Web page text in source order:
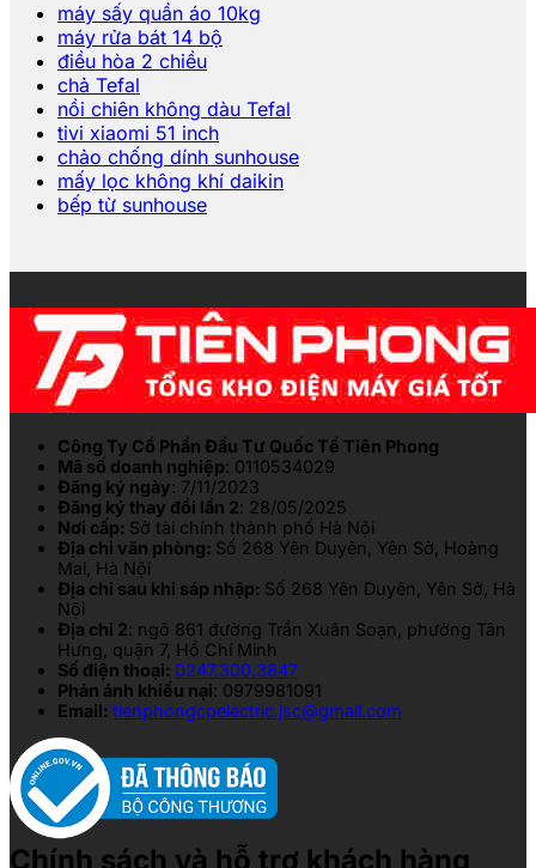
máy sấy quần áo 10kg
máy rửa bát 14 bộ
điều hòa 2 chiều
chả Tefal
nồi chiên không dàu Tefal
tivi xiaomi 51 inch
chảo chống dính sunhouse
mấy lọc không khí daikin
bếp từ sunhouse
Công Ty Cổ Phần Đầu Tư Quốc Tế Tiên Phong
Mã số doanh nghiệp: 0110534029
Đăng ký ngày: 7/11/2023
Đăng ký thay đổi lần 2: 28/05/2025
Nơi cấp: Sở tài chính thành phố Hà Nội
Địa chỉ văn phòng: Số 268 Yên Duyên, Yên Sở, Hoàng
Mai, Hà Nội
Địa chỉ sau khi sáp nhập: Số 268 Yên Duyên, Yên Sở, Hà
Nội
Địa chỉ 2: ngõ 861 đường Trần Xuân Soạn, phường Tân
Hưng, quận 7, Hồ Chí Minh
Số điện thoại: 0247.300.3847
Phản ánh khiếu nại: 0979981091
Email: tienphongcpelectric.jsc@gmail.com
Chính sách và hỗ trợ khách hàng